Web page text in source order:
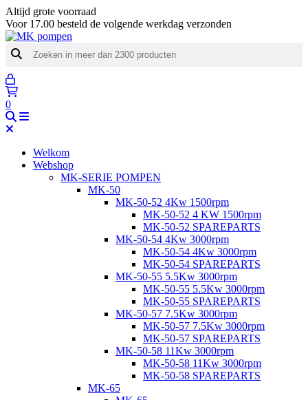
Altijd grote voorraad
Voor 17.00 besteld de volgende werkdag verzonden
0
Welkom
Webshop
MK-SERIE POMPEN
MK-50
MK-50-52 4Kw 1500rpm
MK-50-52 4 KW 1500rpm
MK-50-52 SPAREPARTS
MK-50-54 4Kw 3000rpm
MK-50-54 4Kw 3000rpm
MK-50-54 SPAREPARTS
MK-50-55 5.5Kw 3000rpm
MK-50-55 5.5Kw 3000rpm
MK-50-55 SPAREPARTS
MK-50-57 7.5Kw 3000rpm
MK-50-57 7.5Kw 3000rpm
MK-50-57 SPAREPARTS
MK-50-58 11Kw 3000rpm
MK-50-58 11Kw 3000rpm
MK-50-58 SPAREPARTS
MK-65